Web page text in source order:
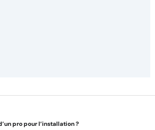
pro pour l’installation ?